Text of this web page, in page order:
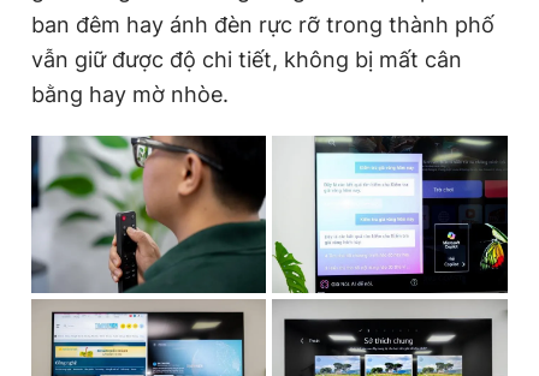
ban đêm hay ánh đèn rực rỡ trong thành phố
vẫn giữ được độ chi tiết, không bị mất cân
bằng hay mờ nhòe.